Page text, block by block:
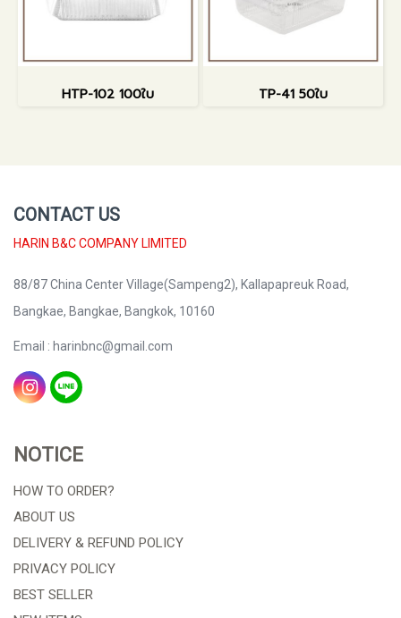
HTP-102 100ใบ TP-41 50ใบ
CONTACT US
HARIN B&C COMPANY LIMITED
88/87 China Center Village(Sampeng2), Kallapapreuk Road,
Bangkae, Bangkae, Bangkok, 10160
Email : harinbnc@gmail.com
NOTICE
HOW TO ORDER?
ABOUT US
DELIVERY & REFUND POLICY
PRIVACY POLICY
BEST SELLER